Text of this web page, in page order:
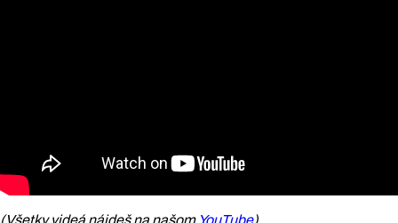
(Všetky videá nájdeš na našom YouTube)